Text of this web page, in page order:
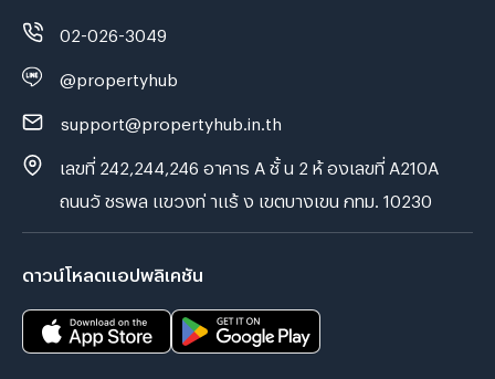
02-026-3049
@propertyhub
support@propertyhub.in.th
เลขที่ 242,244,246 อาคาร A ชั้ น 2 ห้ องเลขที่ A210A
ถนนวั ชรพล แขวงท่ าแร้ ง เขตบางเขน กทม. 10230
ดาวน์โหลดแอปพลิเคชัน